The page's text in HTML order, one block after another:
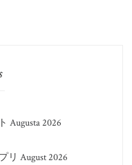
Augusta 2026
リ August 2026